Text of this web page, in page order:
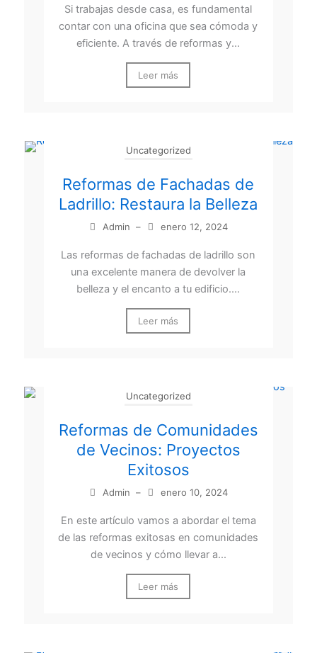
Si trabajas desde casa, es fundamental
contar con una oficina que sea cómoda y
eficiente. A través de reformas y...
Leer más
Uncategorized
Reformas de Fachadas de
Ladrillo: Restaura la Belleza
Admin – enero 12, 2024
Las reformas de fachadas de ladrillo son
una excelente manera de devolver la
belleza y el encanto a tu edificio....
Leer más
Uncategorized
Reformas de Comunidades
de Vecinos: Proyectos
Exitosos
Admin – enero 10, 2024
En este artículo vamos a abordar el tema
de las reformas exitosas en comunidades
de vecinos y cómo llevar a...
Leer más